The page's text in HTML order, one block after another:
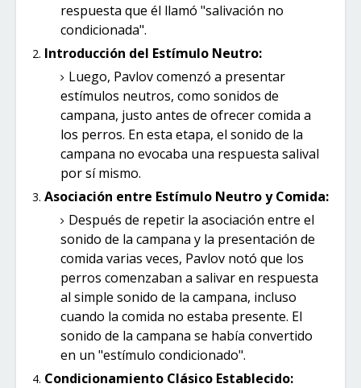
respuesta que él llamó "salivación no
condicionada".
Introducción del Estímulo Neutro:
Luego, Pavlov comenzó a presentar
estímulos neutros, como sonidos de
campana, justo antes de ofrecer comida a
los perros. En esta etapa, el sonido de la
campana no evocaba una respuesta salival
por sí mismo.
Asociación entre Estímulo Neutro y Comida:
Después de repetir la asociación entre el
sonido de la campana y la presentación de
comida varias veces, Pavlov notó que los
perros comenzaban a salivar en respuesta
al simple sonido de la campana, incluso
cuando la comida no estaba presente. El
sonido de la campana se había convertido
en un "estímulo condicionado".
Condicionamiento Clásico Establecido: